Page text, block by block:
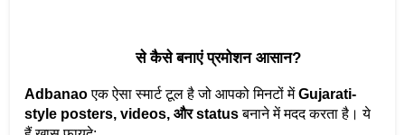
से कैसे बनाएं प्रमोशन आसान?
Adbanao एक ऐसा स्मार्ट टूल है जो आपको मिनटों में Gujarati-
style posters, videos, और status बनाने में मदद करता है। ये